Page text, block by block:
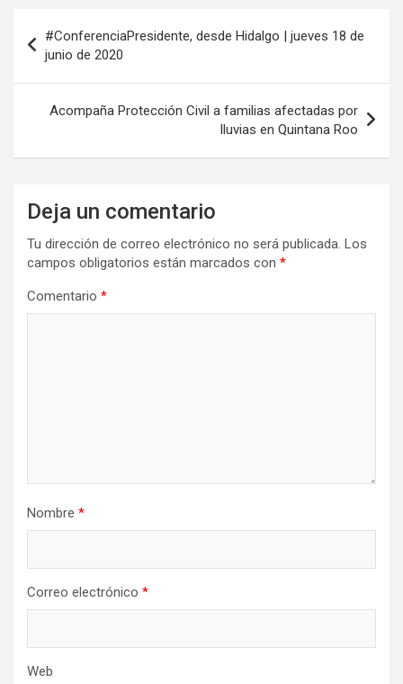
de
entradas
#ConferenciaPresidente, desde Hidalgo | jueves 18 de
junio de 2020
Acompaña Protección Civil a familias afectadas por
lluvias en Quintana Roo
Deja un comentario
Tu dirección de correo electrónico no será publicada. Los
campos obligatorios están marcados con *
Comentario *
Nombre *
Correo electrónico *
Web